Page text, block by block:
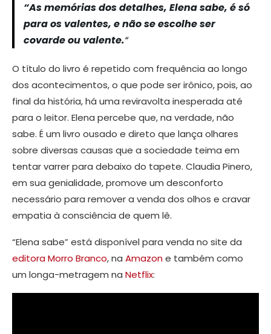
“As memórias dos detalhes, Elena sabe, é só
para os valentes, e não se escolhe ser
covarde ou valente.“
O título do livro é repetido com frequência ao longo
dos acontecimentos, o que pode ser irônico, pois, ao
final da história, há uma reviravolta inesperada até
para o leitor. Elena percebe que, na verdade, não
sabe. É um livro ousado e direto que lança olhares
sobre diversas causas que a sociedade teima em
tentar varrer para debaixo do tapete. Claudia Pinero,
em sua genialidade, promove um desconforto
necessário para remover a venda dos olhos e cravar
empatia à consciência de quem lê.
“Elena sabe” está disponível para venda no site da
editora Morro Branco, na Amazone também como
um longa-metragem na Netflix: